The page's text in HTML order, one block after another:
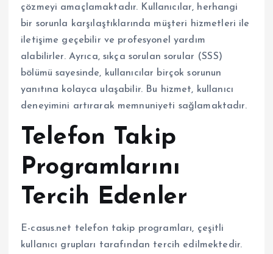
çözmeyi amaçlamaktadır. Kullanıcılar, herhangi
bir sorunla karşılaştıklarında müşteri hizmetleri ile
iletişime geçebilir ve profesyonel yardım
alabilirler. Ayrıca, sıkça sorulan sorular (SSS)
bölümü sayesinde, kullanıcılar birçok sorunun
yanıtına kolayca ulaşabilir. Bu hizmet, kullanıcı
deneyimini artırarak memnuniyeti sağlamaktadır.
Telefon Takip
Programlarını
Tercih Edenler
E-casus.net telefon takip programları, çeşitli
kullanıcı grupları tarafından tercih edilmektedir.